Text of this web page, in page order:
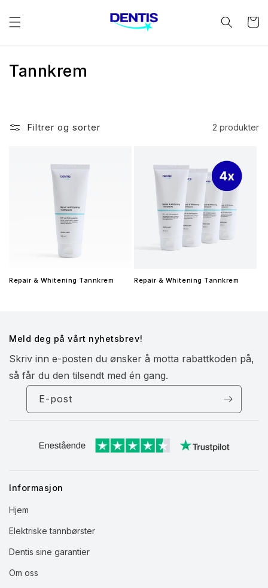
innholdet
S
l
Tannkrem
Filtrer og sorter 2 produkter
Repair & Whitening Tannkrem Repair & Whitening Tannkrem
Meld deg på vårt nyhetsbrev!
Skriv inn e-posten du ønsker å motta rabattkoden på,
så får du den tilsendt med én gang.
E-post
Informasjon
Hjem
Elektriske tannbørster
Dentis sine garantier
Om oss